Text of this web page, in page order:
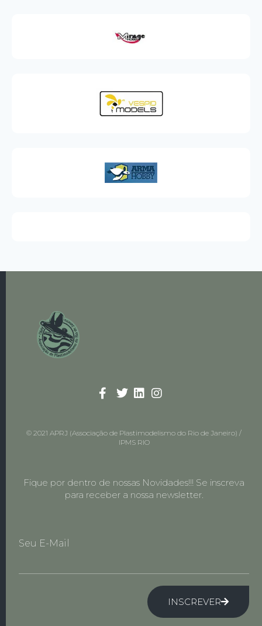
© 2021 APRJ (Associação de Plastimodelismo do Rio de Janeiro) /
IPMS RIO
Fique por dentro de nossas Novidades!!! Se inscreva
para receber a nossa newsletter.
Seu E-Mail
INSCREVER